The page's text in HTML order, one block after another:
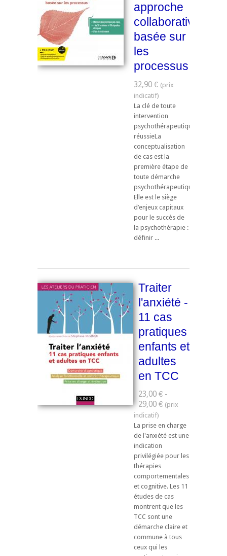
approche
collaborative
basée sur
les
processus
32,90 €
La clé de toute
intervention
psychothérapeutique
réussieLa
conceptualisation
de cas est la
première étape de
toute démarche
psychothérapeutique.
Elle est le siège
d’enjeux capitaux
pour le succès de
la psychothérapie :
définir ...
Traiter
l'anxiété -
11 cas
pratiques
enfants et
adultes
en TCC
23,00 € -
29,00 €
La prise en charge
de l'anxiété est une
indication
privilégiée pour les
thérapies
comportementales
et cognitive. Les 11
études de cas
montrent que les
TCC sont une
démarche claire et
commune à tous
ceux qui les